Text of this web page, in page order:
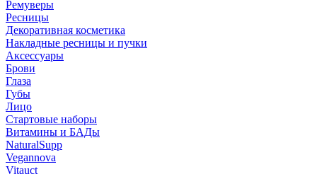
Ремуверы
Ресницы
Декоративная косметика
Накладные ресницы и пучки
Аксессуары
Брови
Глаза
Губы
Лицо
Стартовые наборы
Витамины и БАДы
NaturalSupp
Vegannova
Vitauct